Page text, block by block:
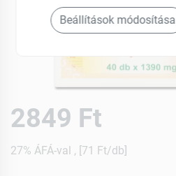
2849 Ft
27% ÁFÁ-val , [71 Ft/db]
Beállítások módosítása